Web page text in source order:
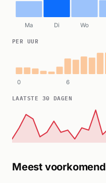
Ma Di Wo
PER UUR
0 6
LAATSTE 30 DAGEN
Meest voorkomend